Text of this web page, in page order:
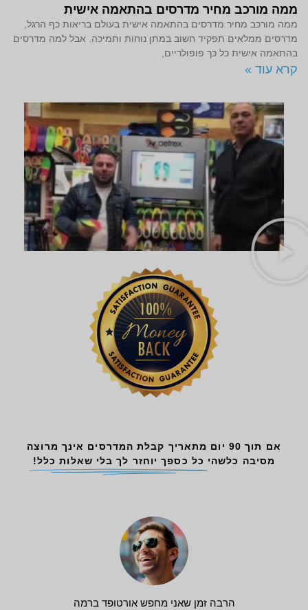
ממה מורכב מחיר מדרסים בהתאמה אישית
ממה מורכב מחיר מדרסים בהתאמה אישית בעולם בריאות כף הרגל,
מדרסים ממלאים תפקיד חשוב במתן נוחות ותמיכה. אבל למה מדרסים
בהתאמה אישית כל כך פופולריים,
קרא עוד »
אם תוך 90 יום מתאריך קבלת המדרסים אינך מרוצה
מסיבה כלשהי כל כספך יוחזר לך בלי שאלות כלל!
הרבה זמן שאני מחפש אורטופד ברמה